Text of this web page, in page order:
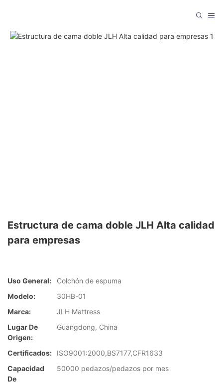
Estructura de cama doble JLH Alta calidad
para empresas
Uso General:
Colchón de espuma
Modelo:
30HB-01
Marca:
JLH Mattress
Lugar De
Origen:
Guangdong, China
Certificados:
ISO9001:2000,BS7177,CFR1633
Capacidad
De
50000 pedazos/pedazos por mes